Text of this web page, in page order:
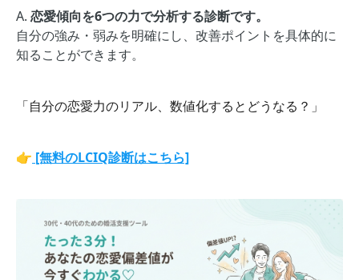
A. 恋愛傾向を6つの力で分析する診断です。
自分の強み・弱みを明確にし、改善ポイントを具体的に
知ることができます。
「自分の恋愛力のリアル、数値化するとどうなる？」
👉 [無料のLCIQ診断はこちら]